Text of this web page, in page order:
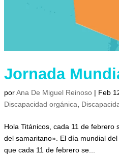
Jornada
porAna De Miguel Reinoso | Feb
Discapacidad orgánica,
Hola Titánicos, cada 11 de
del samaritano». El día mundial
que cada 11 de febrero se...